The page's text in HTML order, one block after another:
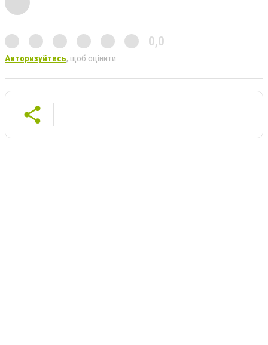
0,0
Авторизуйтесь, щоб оцінити